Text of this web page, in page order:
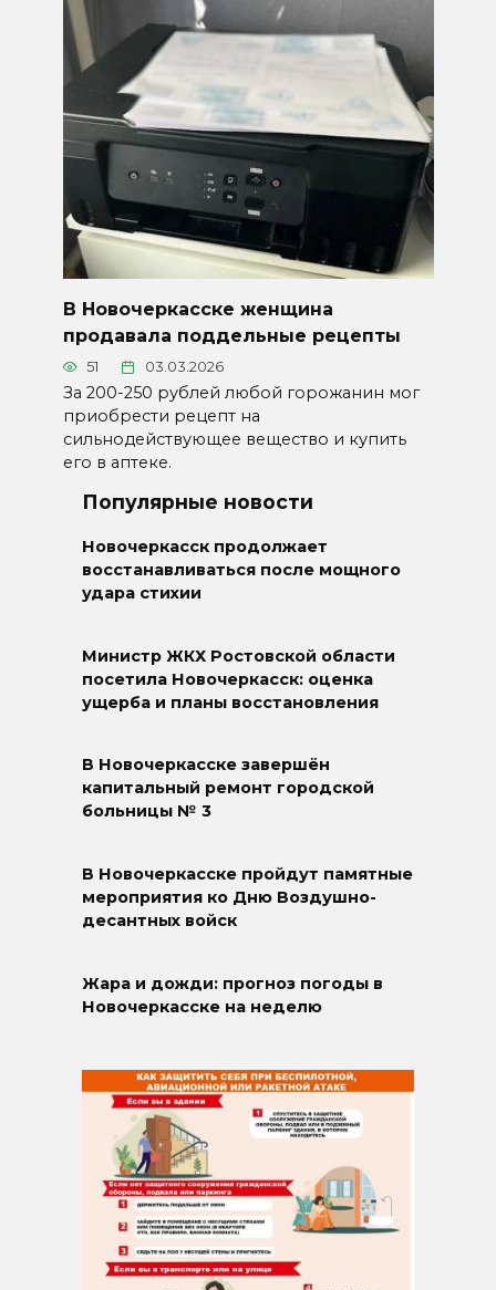
В Новочеркасске женщина
продавала поддельные рецепты
51 03.03.2026
За 200-250 рублей любой горожанин мог
приобрести рецепт на
сильнодействующее вещество и купить
его в аптеке.
Популярные новости
Новочеркасск продолжает
восстанавливаться после мощного
удара стихии
Министр ЖКХ Ростовской области
посетила Новочеркасск: оценка
ущерба и планы восстановления
В Новочеркасске завершён
капитальный ремонт городской
больницы № 3
В Новочеркасске пройдут памятные
мероприятия ко Дню Воздушно-
десантных войск
Жара и дожди: прогноз погоды в
Новочеркасске на неделю